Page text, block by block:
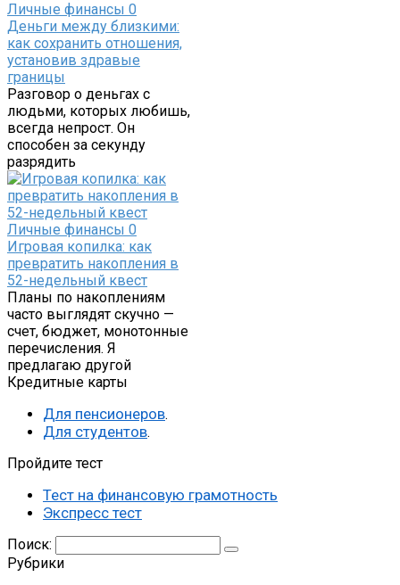
Личные финансы 0
Деньги между близкими:
как сохранить отношения,
установив здравые
границы
Разговор о деньгах с
людьми, которых любишь,
всегда непрост. Он
способен за секунду
разрядить
Личные финансы 0
Игровая копилка: как
превратить накопления в
52-недельный квест
Планы по накоплениям
часто выглядят скучно —
счет, бюджет, монотонные
перечисления. Я
предлагаю другой
Кредитные карты
Для пенсионеров.
Для студентов.
Пройдите тест
Тест на финансовую грамотность
Экспресс тест
Поиск:
Рубрики